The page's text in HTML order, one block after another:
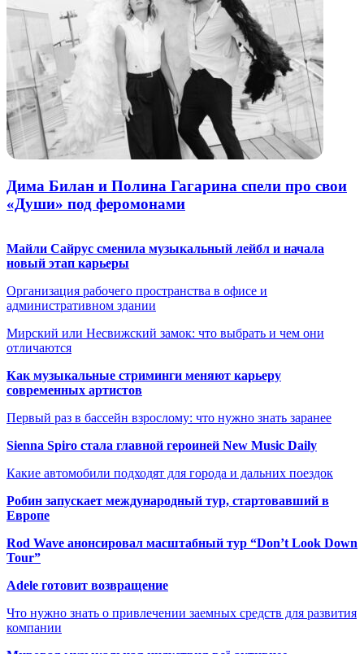
Дима Билан и Полина Гагарина спели про свои
«Души» под феромонами
Майли Сайрус сменила музыкальный лейбл и начала
новый этап карьеры
Организация рабочего пространства в офисе и
административном здании
Мирский или Несвижский замок: что выбрать и чем они
отличаются
Как музыкальные стриминги меняют карьеру
современных артистов
Первый раз в бассейн взрослому: что нужно знать заранее
Sienna Spiro стала главной героиней New Music Daily
Какие автомобили подходят для города и дальних поездок
Робин запускает международный тур, стартовавший в
Европе
Rod Wave анонсировал масштабный тур “Don’t Look Down
Tour”
Adele готовит возвращение
Что нужно знать о привлечении заемных средств для развития
компании